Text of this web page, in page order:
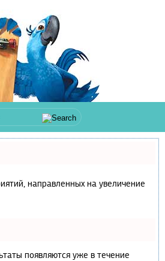
направленных на увеличение
появляются уже в течение